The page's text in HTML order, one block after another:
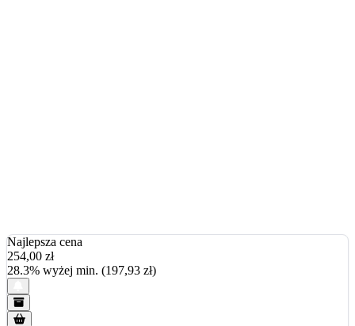
Najlepsza cena
254,00 zł
28.3% wyżej min. (197,93 zł)